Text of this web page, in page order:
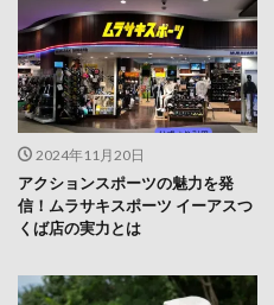
2024年11月20日
アクションスポーツの魅力を発
信！ムラサキスポーツ イーアスつ
くば店の実力とは